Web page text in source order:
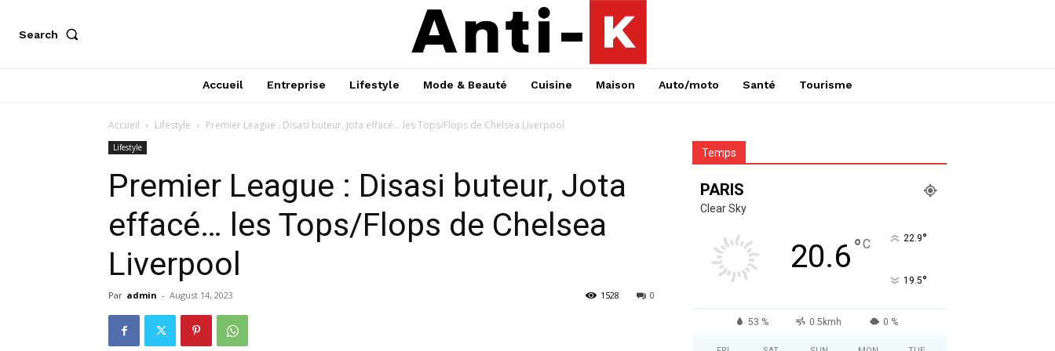
Search
Accueil Entreprise Lifestyle Mode & Beauté Cuisine Maison Auto/moto Santé Tourisme
Accueil Lifestyle Premier League : Disasi buteur, Jota effacé… les Tops/Flops de Chelsea Liverpool
Lifestyle
Premier League : Disasi buteur, Jota
effacé… les Tops/Flops de Chelsea
Liverpool
Par admin - August 14, 2023 0
1528
Temps
PARIS
Clear Sky
20.6°C 22.9°
19.5°
53 % 0.5kmh 0 %